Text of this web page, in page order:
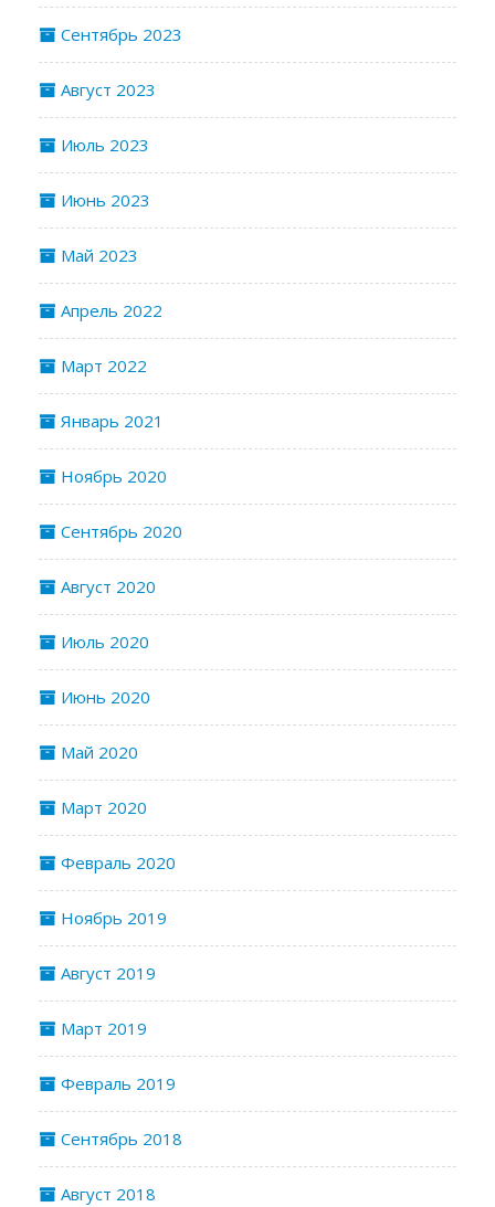
Сентябрь 2023
Август 2023
Июль 2023
Июнь 2023
Май 2023
Апрель 2022
Март 2022
Январь 2021
Ноябрь 2020
Сентябрь 2020
Август 2020
Июль 2020
Июнь 2020
Май 2020
Март 2020
Февраль 2020
Ноябрь 2019
Август 2019
Март 2019
Февраль 2019
Сентябрь 2018
Август 2018